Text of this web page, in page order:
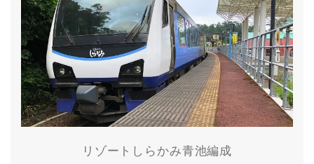
リゾートしらかみ青池編成